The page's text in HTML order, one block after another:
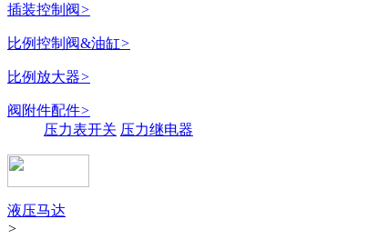
插装控制阀>
比例控制阀&油缸>
比例放大器>
阀附件配件>
压力表开关 压力继电器
液压马达
>